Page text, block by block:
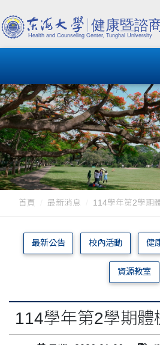
首頁 最新消息 114學年第2學期
最新公告 校內活動 健
資源教室
114學年第2學期體